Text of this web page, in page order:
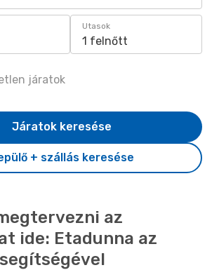
Utasok
1 felnőtt
járatok
+ szállás keresése
Járatok keresése
az
ide: Etadunna az